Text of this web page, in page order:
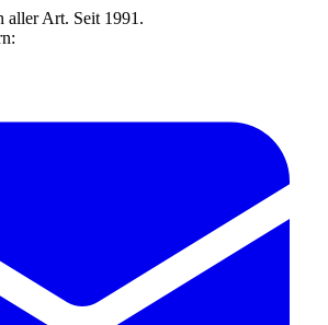
aller Art. Seit 1991.